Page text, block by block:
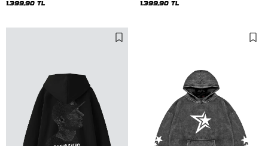
1.399,90 TL
Hoodie
1.399,90 TL